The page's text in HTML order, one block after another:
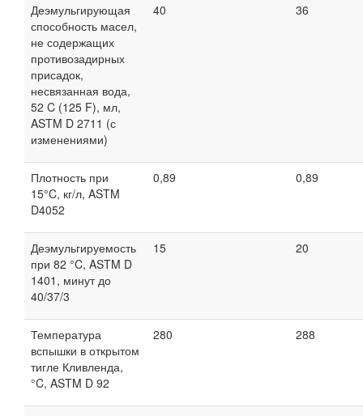
Деэмульгирующая
способность масел,
не содержащих
противозадирных
присадок,
несвязанная вода,
52 C (125 F), мл,
ASTM D 2711 (с
изменениями)
40 36
Плотность при
15°C, кг/л, ASTM
D4052
0,89 0,89
Деэмульгируемость
при 82 °C, ASTM D
1401, минут до
40/37/3
15 20
Температура
вспышки в открытом
тигле Кливленда,
°C, ASTM D 92
280 288